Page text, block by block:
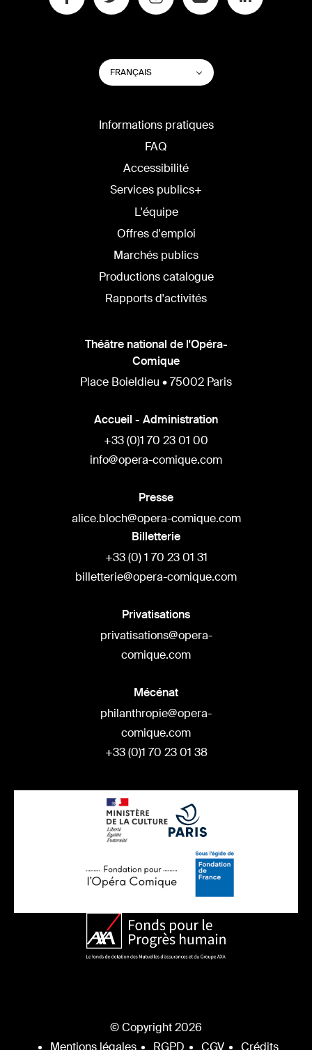
CHANGER
LA
LANGUE
FRANÇAIS Lister les actions
Informations pratiques
FAQ
Accessibilité
Services publics+
L'équipe
Offres d'emploi
Marchés publics
Productions catalogue
Rapports d'activités
Théâtre national de l'Opéra-
Comique
Place Boieldieu • 75002 Paris
Accueil - Administration
+33 (0)1 70 23 01 00
info@opera-comique.com
Presse
alice.bloch@opera-comique.com
Billetterie
+33 (0) 1 70 23 01 31
billetterie@opera-comique.com
Privatisations
privatisations@opera-
comique.com
Mécénat
philanthropie@opera-
comique.com
+33 (0)1 70 23 01 38
© Copyright 2026
Mentions légales
RGPD CGV Crédits